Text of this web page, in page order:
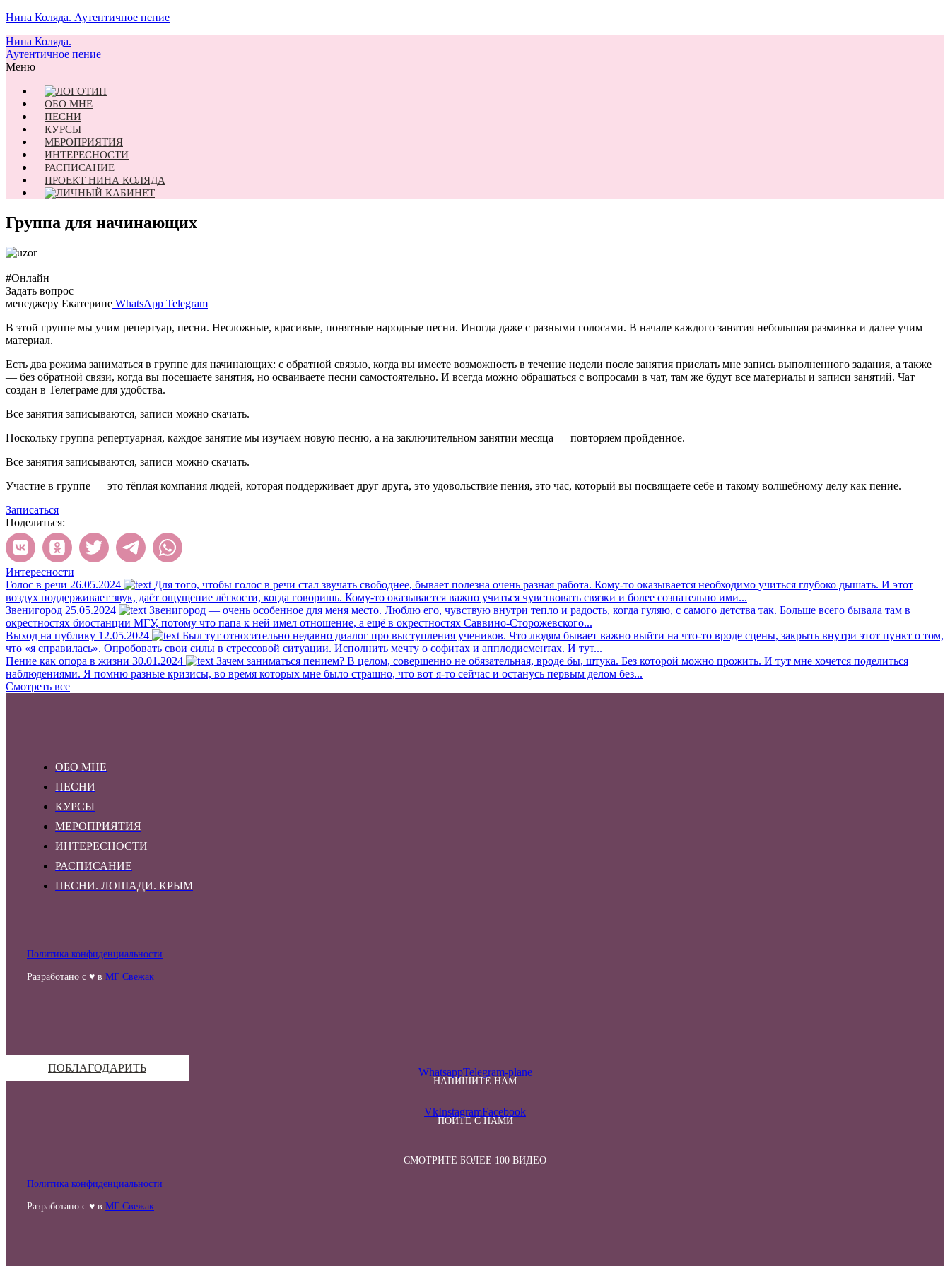
Нина Коляда. Аутентичное пение
Нина Коляда.
Аутентичное пение
Меню
ОБО МНЕ
ПЕСНИ
КУРСЫ
МЕРОПРИЯТИЯ
ИНТЕРЕСНОСТИ
РАСПИСАНИЕ
ПРОЕКТ НИНА КОЛЯДА
Группа для начинающих
#Онлайн
Задать вопрос
менеджеру Екатерине WhatsApp Telegram
В этой группе мы учим репертуар, песни. Несложные, красивые, понятные народные песни. Иногда даже с разными голосами. В начале каждого занятия небольшая разминка и далее учим
материал.
Есть два режима заниматься в группе для начинающих: с обратной связью, когда вы имеете возможность в течение недели после занятия прислать мне запись выполненного задания, а также
— без обратной связи, когда вы посещаете занятия, но осваиваете песни самостоятельно. И всегда можно обращаться с вопросами в чат, там же будут все материалы и записи занятий. Чат
создан в Телеграме для удобства.
Все занятия записываются, записи можно скачать.
Поскольку группа репертуарная, каждое занятие мы изучаем новую песню, а на заключительном занятии месяца — повторяем пройденное.
Все занятия записываются, записи можно скачать.
Участие в группе — это тёплая компания людей, которая поддерживает друг друга, это удовольствие пения, это час, который вы посвящаете себе и такому волшебному делу как пение.
Записаться
Поделиться:
Интересности
Голос в речи 26.05.2024
Для того, чтобы голос в речи стал звучать свободнее, бывает полезна очень разная работа. Кому-то оказывается необходимо учиться глубоко дышать. И этот
воздух поддерживает звук, даёт ощущение лёгкости, когда говоришь. Кому-то оказывается важно учиться чувствовать связки и более сознательно ими...
Звенигород 25.05.2024
Звенигород — очень особенное для меня место. Люблю его, чувствую внутри тепло и радость, когда гуляю, с самого детства так. Больше всего бывала там в
окрестностях биостанции МГУ, потому что папа к ней имел отношение, а ещё в окрестностях Саввино-Сторожевского...
Выход на публику 12.05.2024
Был тут относительно недавно диалог про выступления учеников. Что людям бывает важно выйти на что-то вроде сцены, закрыть внутри этот пункт о том,
что «я справилась». Опробовать свои силы в стрессовой ситуации. Исполнить мечту о софитах и апплодисментах. И тут...
Пение как опора в жизни 30.01.2024
Зачем заниматься пением? В целом, совершенно не обязательная, вроде бы, штука. Без которой можно прожить. И тут мне хочется поделиться
наблюдениями. Я помню разные кризисы, во время которых мне было страшно, что вот я-то сейчас и останусь первым делом без...
Смотреть все
ОБО МНЕ
ПЕСНИ
КУРСЫ
МЕРОПРИЯТИЯ
ИНТЕРЕСНОСТИ
РАСПИСАНИЕ
ПЕСНИ. ЛОШАДИ. КРЫМ
Политика конфиденциальности
Разработано с ♥ в МГ Свежак
ПОБЛАГОДАРИТЬ
НАПИШИТЕ НАМ
WhatsappTelegram-plane
ПОЙТЕ С НАМИ
VkInstagramFacebook
СМОТРИТЕ БОЛЕЕ 100 ВИДЕО
Политика конфиденциальности
Разработано с ♥ в МГ Свежак